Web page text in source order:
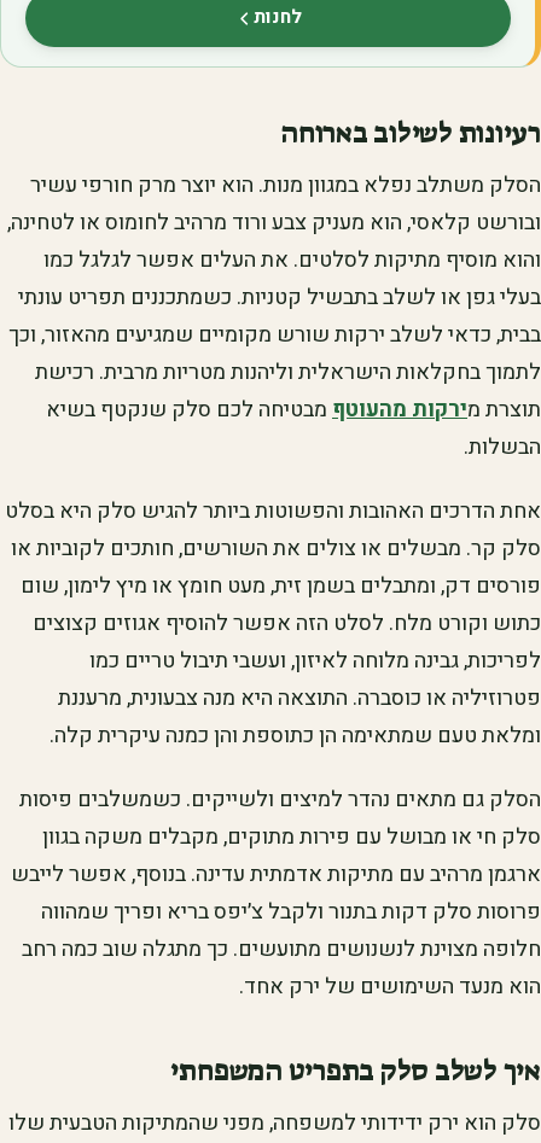
לחנות(נפתח בלשונית חדשה)
רעיונות לשילוב בארוחה
הסלק משתלב נפלא במגוון מנות. הוא יוצר מרק חורפי עשיר
ובורשט קלאסי, הוא מעניק צבע ורוד מרהיב לחומוס או לטחינה,
והוא מוסיף מתיקות לסלטים. את העלים אפשר לגלגל כמו
בעלי גפן או לשלב בתבשיל קטניות. כשמתכננים תפריט עונתי
בבית, כדאי לשלב ירקות שורש מקומיים שמגיעים מהאזור, וכך
לתמוך בחקלאות הישראלית וליהנות מטריות מרבית. רכישת
תוצרת מירקות מהעוטףמבטיחה לכם סלק שנקטף בשיא
הבשלות.
אחת הדרכים האהובות והפשוטות ביותר להגיש סלק היא בסלט
סלק קר. מבשלים או צולים את השורשים, חותכים לקוביות או
פורסים דק, ומתבלים בשמן זית, מעט חומץ או מיץ לימון, שום
כתוש וקורט מלח. לסלט הזה אפשר להוסיף אגוזים קצוצים
לפריכות, גבינה מלוחה לאיזון, ועשבי תיבול טריים כמו
פטרוזיליה או כוסברה. התוצאה היא מנה צבעונית, מרעננת
ומלאת טעם שמתאימה הן כתוספת והן כמנה עיקרית קלה.
הסלק גם מתאים נהדר למיצים ולשייקים. כשמשלבים פיסות
סלק חי או מבושל עם פירות מתוקים, מקבלים משקה בגוון
ארגמן מרהיב עם מתיקות אדמתית עדינה. בנוסף, אפשר לייבש
פרוסות סלק דקות בתנור ולקבל צ׳יפס בריא ופריך שמהווה
חלופה מצוינת לנשנושים מתועשים. כך מתגלה שוב כמה רחב
הוא מנעד השימושים של ירק אחד.
איך לשלב סלק בתפריט המשפחתי
סלק הוא ירק ידידותי למשפחה, מפני שהמתיקות הטבעית שלו